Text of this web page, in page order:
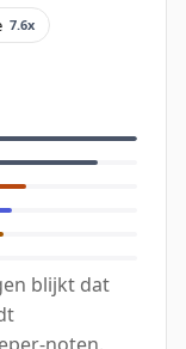
7.6x
blijkt dat